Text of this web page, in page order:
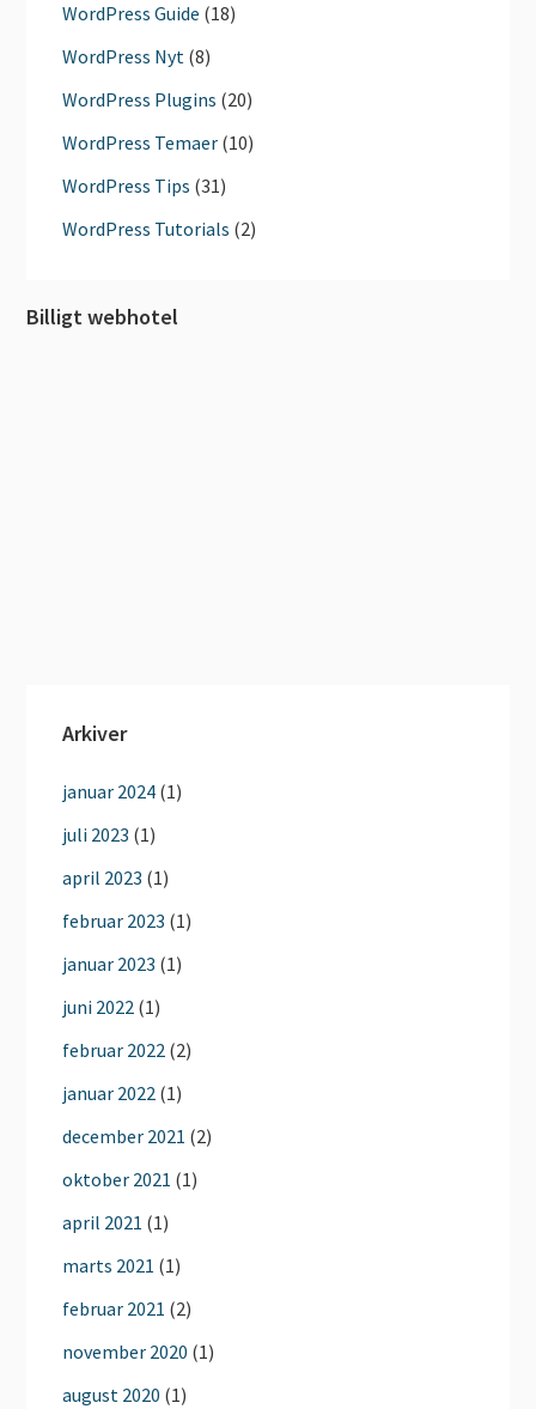
WordPress Guide (18)
WordPress Nyt (8)
WordPress Plugins (20)
WordPress Temaer (10)
WordPress Tips (31)
WordPress Tutorials (2)
Billigt webhotel
Arkiver
januar 2024 (1)
juli 2023 (1)
april 2023 (1)
februar 2023 (1)
januar 2023 (1)
juni 2022 (1)
februar 2022 (2)
januar 2022 (1)
december 2021 (2)
oktober 2021 (1)
april 2021 (1)
marts 2021 (1)
februar 2021 (2)
november 2020 (1)
august 2020 (1)